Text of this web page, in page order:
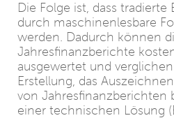
Die Folge ist, dass
durch maschinenlesbare
werden. Dadurch können
Jahresfinanzberichte
ausgewertet und
Erstellung, das
von Jahresfinanzberichten
einer technischen Lösung